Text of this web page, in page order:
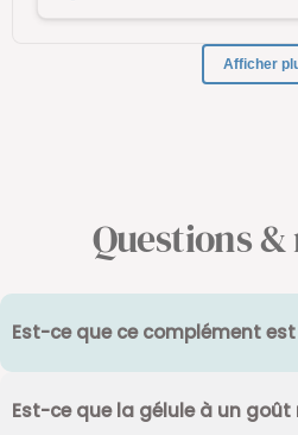
Questions &
Est-ce que ce complément
Est-ce que la gélule à un